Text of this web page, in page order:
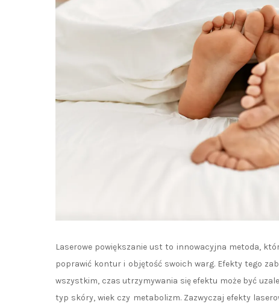
Laserowe powiększanie ust to innowacyjna metoda,
poprawić kontur i objętość swoich warg. Efekty tego
wszystkim, czas utrzymywania się efektu może być
typ skóry, wiek czy metabolizm. Zazwyczaj efekty